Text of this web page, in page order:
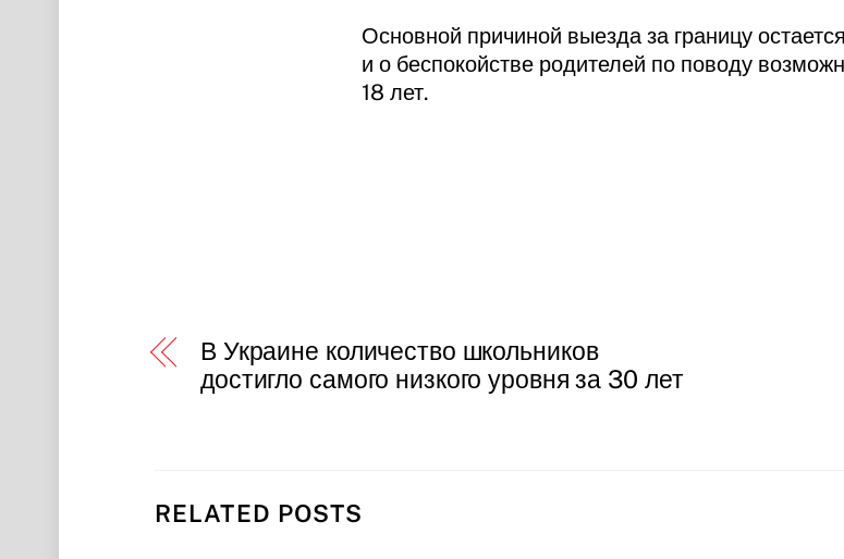
Основной причиной выезда за границу
и о беспокойстве родителей по поводу
18 лет.
В Украине количество школьников
достигло самого низкого уровня за 30 лет
RELATED POSTS